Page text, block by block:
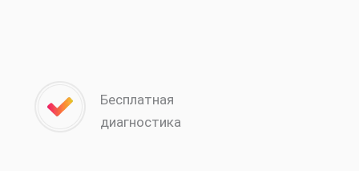
Бесплатная
диагностика